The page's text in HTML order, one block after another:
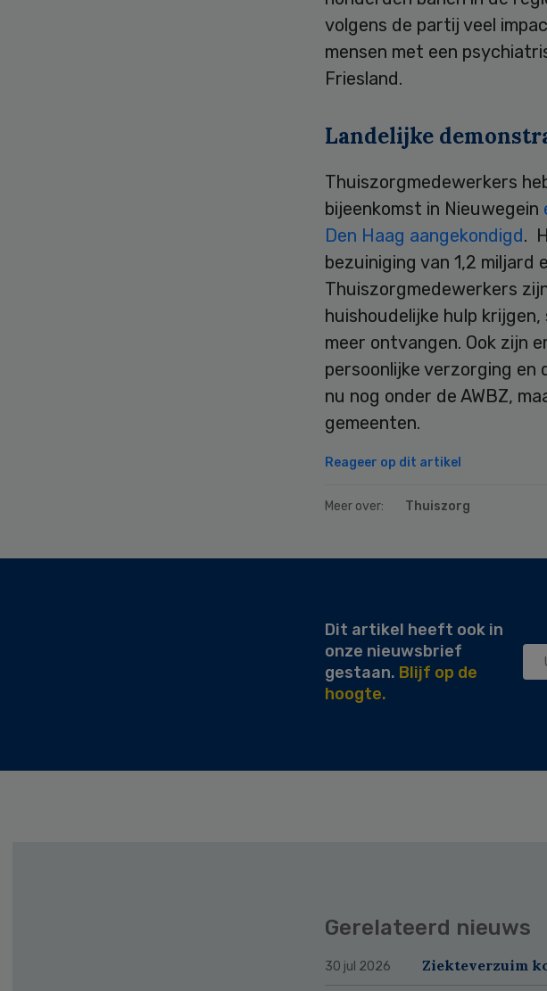
volgens de partij veel
mensen met een
Friesland.
Landelijke
Thuiszorgmedewerkers
bijeenkomst in Nieuwegein
Den Haag aangekondigd.
bezuiniging van 1,2
Thuiszorgmedewerkers
huishoudelijke hulp
meer ontvangen. Ook zijn
persoonlijke verzorging en
nu nog onder de AWBZ,
gemeenten.
Reageer op dit artikel
Meer over: Thuiszorg
Dit artikel heeft ook in
onze nieuwsbrief
gestaan. Blijf op de
hoogte.
Gerelateerd nieuws
30 jul 2026 Ziekteverzuim